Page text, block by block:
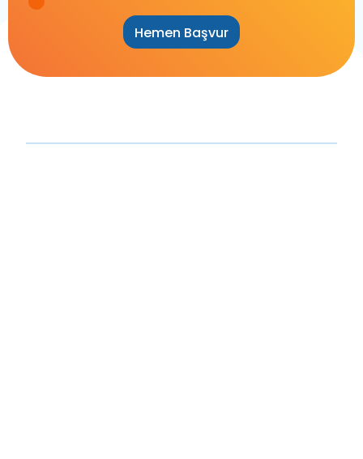
Hemen Başvur